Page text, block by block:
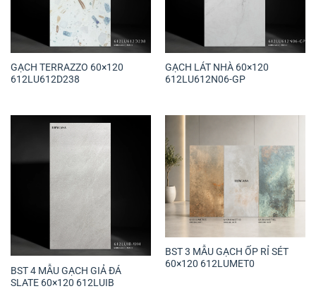
GẠCH TERRAZZO 60×120
612LU612D238
GẠCH LÁT NHÀ 60×120
612LU612N06-GP
BST 4 MẪU GẠCH GIẢ ĐÁ
SLATE 60×120 612LUIB
BST 3 MẪU GẠCH ỐP RỈ SÉT
60×120 612LUMET0